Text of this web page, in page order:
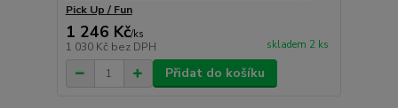
Pick Up / Fun
1 246 Kč/ks
1 030 Kč bez DPH skladem 2 ks
Přidat do košíku